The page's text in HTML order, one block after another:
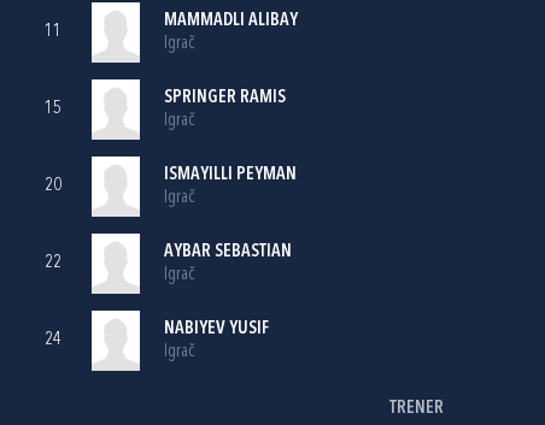
11
MAMMADLI ALIBAY
Igrač
15
SPRINGER RAMIS
Igrač
20
ISMAYILLI PEYMAN
Igrač
22
AYBAR SEBASTIAN
Igrač
24
NABIYEV YUSIF
Igrač
TRENER